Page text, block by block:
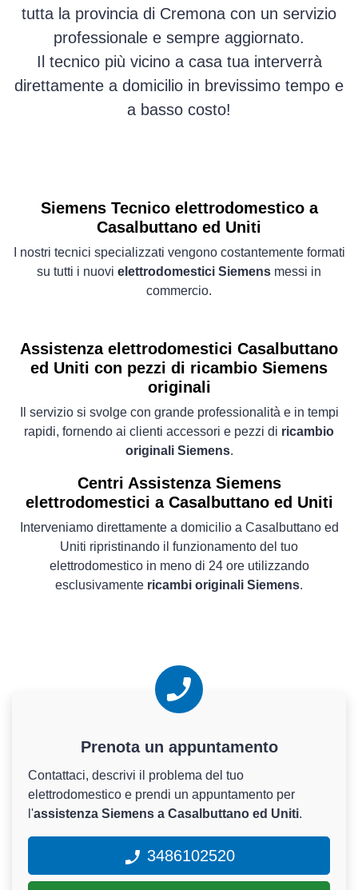
tutta la provincia di Cremona con un servizio
professionale e sempre aggiornato.
Il tecnico più vicino a casa tua interverrà
direttamente a domicilio in brevissimo tempo e
a basso costo!
Siemens Tecnico elettrodomestico a
Casalbuttano ed Uniti
I nostri tecnici specializzati vengono costantemente formati
su tutti i nuovi elettrodomestici Siemens messi in
commercio.
Assistenza elettrodomestici Casalbuttano
ed Uniti con pezzi di ricambio Siemens
originali
Il servizio si svolge con grande professionalità e in tempi
rapidi, fornendo ai clienti accessori e pezzi di ricambio
originali Siemens.
Centri Assistenza Siemens
elettrodomestici a Casalbuttano ed Uniti
Interveniamo direttamente a domicilio a Casalbuttano ed
Uniti ripristinando il funzionamento del tuo
elettrodomestico in meno di 24 ore utilizzando
esclusivamente ricambi originali Siemens.
Prenota un appuntamento
Contattaci, descrivi il problema del tuo
elettrodomestico e prendi un appuntamento per
l'assistenza Siemens a Casalbuttano ed Uniti.
3486102520